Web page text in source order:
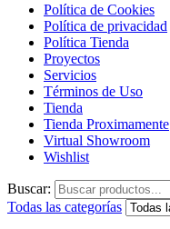
Política de Cookies
Política de privacidad
Política Tienda
Proyectos
Servicios
Términos de Uso
Tienda
Tienda Proximamente
Virtual Showroom
Wishlist
Buscar:
Todas las categorías